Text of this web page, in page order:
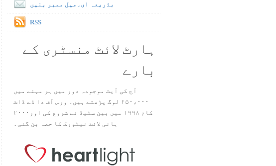
بذریعہ ای۔میل ممبر بنیں
RSS
ہارٹ لائٹ منسٹری کے
بارے
آج کی آیت موجودہ دور میں ہر مہنے میں
۲۵۰،۰۰۰ لوگ پڑھتے ہیں۔ ورس آف دا ڈے ڈاٹ
کام ۱۹۹۸ میں بین سٹیڈ نے شروع کی اور۲۰۰۰
ہائی لائٹ نیٹورک کا حصہ بن گئی۔